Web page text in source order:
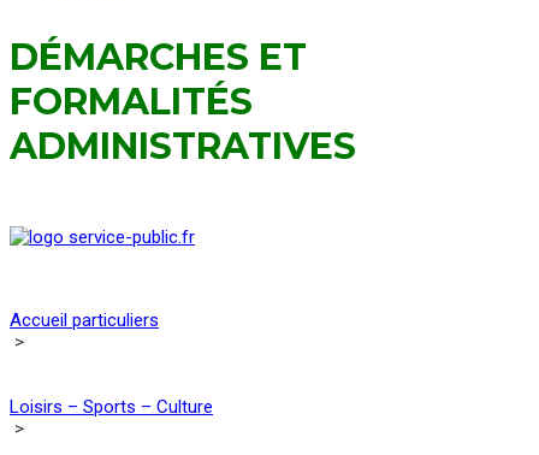
DÉMARCHES ET
FORMALITÉS
ADMINISTRATIVES
Accueil particuliers
>
Loisirs – Sports – Culture
>